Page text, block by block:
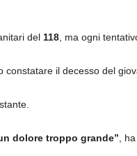
del 118, ma ogni
constatare il decesso del
dolore troppo grande” ,